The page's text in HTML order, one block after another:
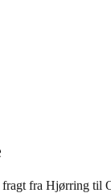
fra Hjørring til